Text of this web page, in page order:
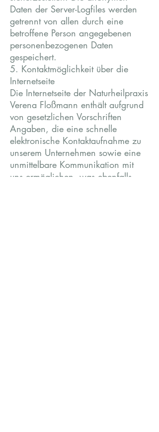
Daten der Server-Logfiles werden
getrennt von allen durch eine
betroffene Person angegebenen
personenbezogenen Daten
gespeichert.
5. Kontaktmöglichkeit über die
Internetseite
Die Internetseite der Naturheilpraxis
Verena Floßmann enthält aufgrund
von gesetzlichen Vorschriften
Angaben, die eine schnelle
elektronische Kontaktaufnahme zu
unserem Unternehmen sowie eine
unmittelbare Kommunikation mit
uns ermöglichen, was ebenfalls